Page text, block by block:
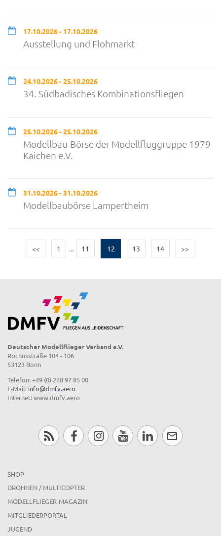
17.10.2026 - 17.10.2026
Ausstellung und Flohmarkt
24.10.2026 - 25.10.2026
34. Südbadisches Kombinationsfliegen
25.10.2026 - 25.10.2026
Modellbau-Börse der Modellfluggruppe 1979
Kaichen e.V.
31.10.2026 - 31.10.2026
Modellbaubörse Lampertheim
<< 1 ... 11 12 13 14 >>
Deutscher Modellflieger Verband e.V.
Rochusstraße 104 - 106
53123 Bonn
Telefon: +49 (0) 228 97 85 00
E-Mail: info@dmfv.aero
Internet: www.dmfv.aero
SHOP
DROHNEN / MULTICOPTER
MODELLFLIEGER-MAGAZIN
MITGLIEDERPORTAL
JUGEND